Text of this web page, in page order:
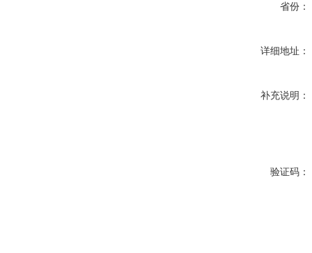
省份：
详细地址：
补充说明：
验证码：